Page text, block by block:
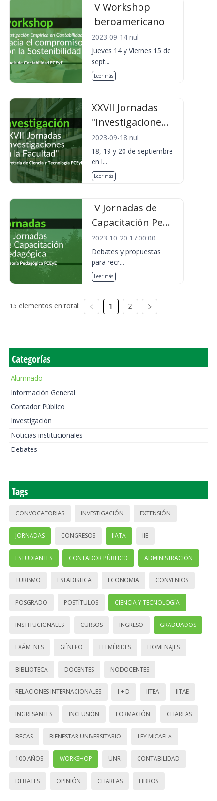
IV Workshop
Iberoamericano
2023-09-14 null
Jueves 14 y Viernes 15 de
sept...
Leer más
XXVII Jornadas
"Investigacione...
2023-09-18 null
18, 19 y 20 de septiembre
en l...
Leer más
IV Jornadas de
Capacitación Pe...
2023-10-20 17:00:00
Debates y propuestas
para recr...
Leer más
15 elementos en total: 1 2
Categorías
Alumnado
Información General
Contador Público
Investigación
Noticias institucionales
Debates
Tags
CONVOCATORIAS INVESTIGACIÓN EXTENSIÓN
JORNADAS CONGRESOS IIATA IIE
ESTUDIANTES CONTADOR PÚBLICO ADMINISTRACIÓN
TURISMO ESTADÍSTICA ECONOMÍA CONVENIOS
POSGRADO POSTÍTULOS CIENCIA Y TECNOLOGÍA
INSTITUCIONALES CURSOS INGRESO GRADUADOS
EXÁMENES GÉNERO EFEMÉRIDES HOMENAJES
BIBLIOTECA DOCENTES NODOCENTES
RELACIONES INTERNACIONALES I + D IITEA IITAE
INGRESANTES INCLUSIÓN FORMACIÓN CHARLAS
BECAS BIENESTAR UNIVERSITARIO LEY MICAELA
100 AÑOS WORKSHOP UNR CONTABILIDAD
DEBATES OPINIÓN CHARLAS LIBROS